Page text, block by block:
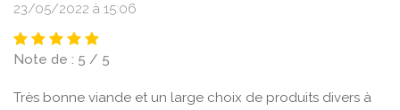
23/05/2022 à 15:06
Note de : 5 / 5
Très bonne viande et un large choix de produits divers à